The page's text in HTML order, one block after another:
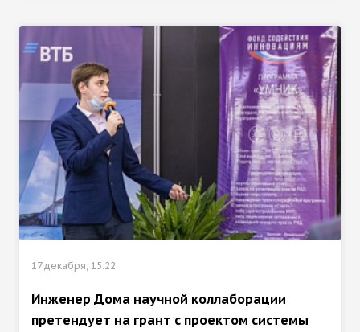
17 декабря, 15:22
Инженер Дома научной коллаборации
претендует на грант с проектом системы